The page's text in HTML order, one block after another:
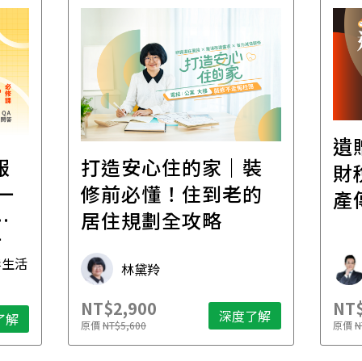
解
遺贈稅規劃直播課│
財稅專家親授，讓資
產傳承更有效率
財稅專家 朱家棟
NT$2,500
原價NT$4,888 深度了解
百
經
原價